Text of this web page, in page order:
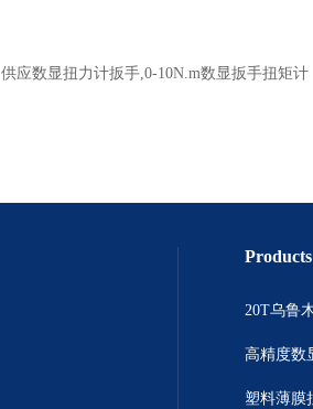
供应数显扭力计扳手,0-10N.m数显扳手扭矩计
Products